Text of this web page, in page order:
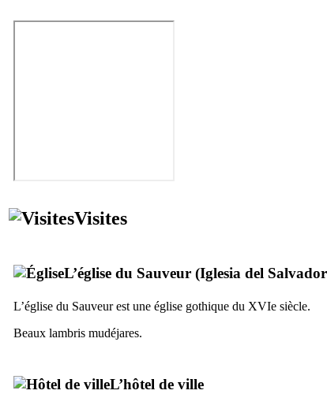
Visites
L’église du Sauveur (Iglesia del Salvador
L’église du Sauveur est une église gothique du XVIe siècle.
Beaux lambris mudéjares.
L’hôtel de ville